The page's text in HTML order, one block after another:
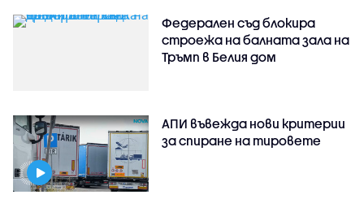
Федерален съд блокира
строежа на балната зала на
Тръмп в Белия дом
АПИ въвежда нови критерии
за спиране на тировете